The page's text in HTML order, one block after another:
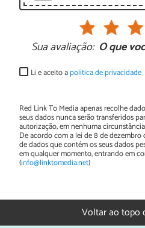
Sua avaliação: O que
Li e aceito apolítica de privacidade
Red Link To Media apenas recolhe
seus dados nunca serão transferidos
autorização, em nenhuma
De acordo com a lei de 8 de dezembro
de dados que contém os seus dados
em qualquer momento, entrando em
(info@linktomedia.net)
Voltar ao topo